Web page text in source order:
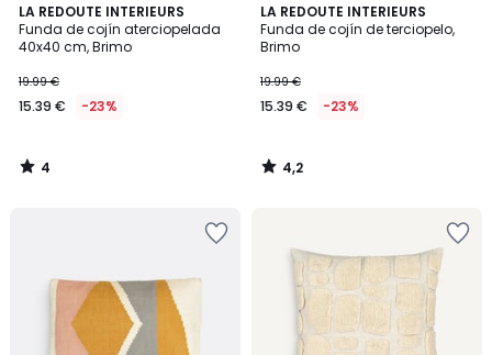
LA REDOUTE INTERIEURS
Funda de cojín aterciopelada
40x40 cm, Brimo
19.99 €
15.39 € -23%
4
/
5
4
/
LA REDOUTE INTERIEURS
Funda de cojín de terciopelo,
Brimo
19.99 €
15.39 € -23%
4,2
/ 5
4,2
/